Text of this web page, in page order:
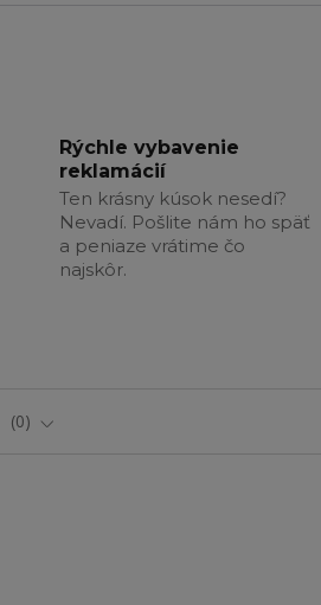
Rýchle vybavenie
reklamácií
Ten krásny kúsok nesedí?
Nevadí. Pošlite nám ho späť
a peniaze vrátime čo
najskôr.
0